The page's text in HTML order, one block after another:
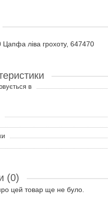
Цапфа ліва грохоту, 647470
в
(0)
про цей товар ще не було.